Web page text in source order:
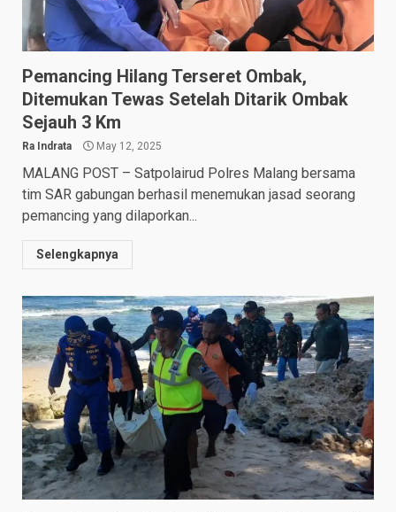
Pemancing Hilang Terseret Ombak,
Ditemukan Tewas Setelah Ditarik Ombak
Sejauh 3 Km
Ra Indrata May 12, 2025
MALANG POST – Satpolairud Polres Malang bersama
tim SAR gabungan berhasil menemukan jasad seorang
pemancing yang dilaporkan...
Selengkapnya